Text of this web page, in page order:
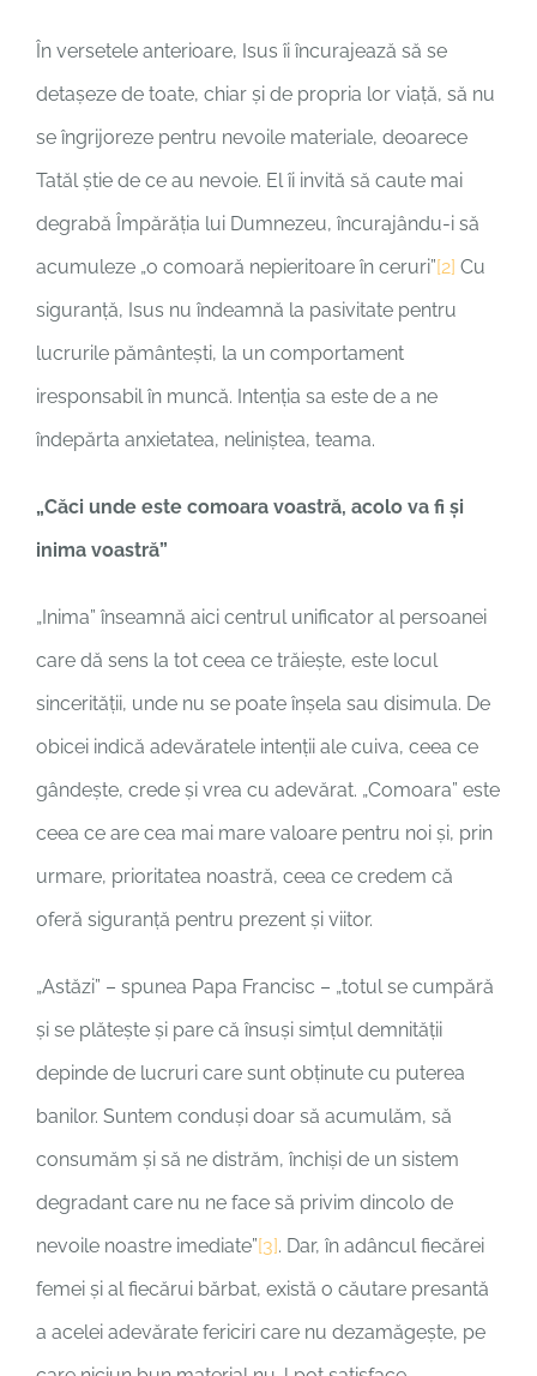
În versetele anterioare, Isus îi încurajează să se
detașeze de toate, chiar și de propria lor viață, să nu
se îngrijoreze pentru nevoile materiale, deoarece
Tatăl știe de ce au nevoie. El îi invită să caute mai
degrabă Împărăția lui Dumnezeu, încurajându-i să
acumuleze „o comoară nepieritoare în ceruri”[2] Cu
siguranță, Isus nu îndeamnă la pasivitate pentru
lucrurile pământești, la un comportament
iresponsabil în muncă. Intenția sa este de a ne
îndepărta anxietatea, neliniștea, teama.
„Căci unde este comoara voastră, acolo va fi şi
inima voastră”
„Inima” înseamnă aici centrul unificator al persoanei
care dă sens la tot ceea ce trăiește, este locul
sincerității, unde nu se poate înșela sau disimula. De
obicei indică adevăratele intenții ale cuiva, ceea ce
gândește, crede și vrea cu adevărat. „Comoara” este
ceea ce are cea mai mare valoare pentru noi și, prin
urmare, prioritatea noastră, ceea ce credem că
oferă siguranță pentru prezent și viitor.
„Astăzi” – spunea Papa Francisc – „totul se cumpără
și se plătește și pare că însuși simțul demnității
depinde de lucruri care sunt obținute cu puterea
banilor. Suntem conduși doar să acumulăm, să
consumăm și să ne distrăm, închiși de un sistem
degradant care nu ne face să privim dincolo de
nevoile noastre imediate”[3]. Dar, în adâncul fiecărei
femei și al fiecărui bărbat, există o căutare presantă
a acelei adevărate fericiri care nu dezamăgește, pe